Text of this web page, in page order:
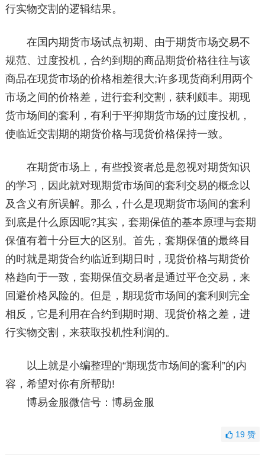
行实物交割的逻辑结果。
在国内期货市场试点初期、由于期货市场交易不
规范、过度投机，合约到期的商品期货价格往往与该
商品在现货市场的价格相差很大;许多现货商利用两个
市场之间的价格差，进行套利交割，获利颇丰。期现
货市场间的套利，有利于平抑期货市场的过度投机，
使临近交割期的期货价格与现货价格保持一致。
在期货市场上，有些投资者总是忽视对期货知识
的学习，因此就对现期货市场间的套利交易的概念以
及含义有所误解。那么，什么是现期货市场间的套利
到底是什么原因呢?其实，套期保值的基本原理与套期
保值有着十分巨大的区别。首先，套期保值的最终目
的时就是期货合约临近到期日时，现货价格与期货价
格趋向于一致，套期保值交易者是通过平仓交易，来
回避价格风险的。但是，期现货市场间的套利则完全
相反，它是利用在合约到期时期、现货价格之差，进
行实物交割，来获取投机性利润的。
以上就是小编整理的“期现货市场间的套利”的内
容，希望对你有所帮助!
博易金服微信号：博易金服
19赞